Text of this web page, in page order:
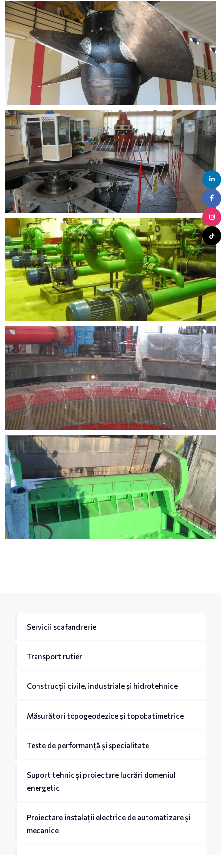
Servicii scafandrerie
Transport rutier
Construcții civile, industriale și hidrotehnice
Măsurători topogeodezice și topobatimetrice
Teste de performanță și specialitate
Suport tehnic și proiectare lucrări domeniul
energetic
Proiectare instalații electrice de automatizare și
mecanice